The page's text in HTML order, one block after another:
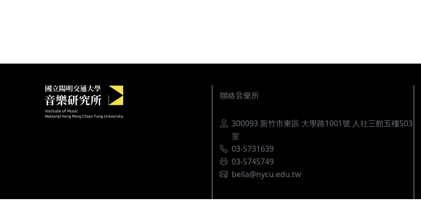
國立陽明交通大學音樂研究所
聯絡音樂所
地址
300093 新竹市東區 大學路1001號 人社三館五樓503
室
電話
03-5731639
傳真
03-5745749
電郵
bella@nycu.edu.tw